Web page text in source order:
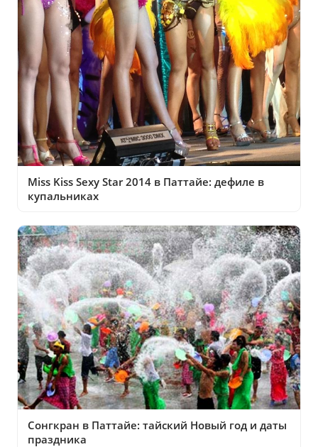
Miss Kiss Sexy Star 2014 в Паттайе: дефиле в
купальниках
Сонгкран в Паттайе: тайский Новый год и даты
праздника